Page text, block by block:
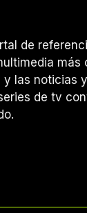
de
más
y las noticias
de tv